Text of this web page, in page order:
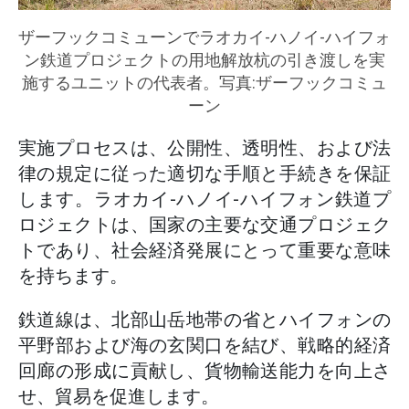
ザーフックコミューンでラオカイ-ハノイ-ハイフォ
ン鉄道プロジェクトの用地解放杭の引き渡しを実
施するユニットの代表者。写真:ザーフックコミュ
ーン
実施プロセスは、公開性、透明性、および法
律の規定に従った適切な手順と手続きを保証
します。ラオカイ-ハノイ-ハイフォン鉄道プ
ロジェクトは、国家の主要な交通プロジェク
トであり、社会経済発展にとって重要な意味
を持ちます。
鉄道線は、北部山岳地帯の省とハイフォンの
平野部および海の玄関口を結び、戦略的経済
回廊の形成に貢献し、貨物輸送能力を向上さ
せ、貿易を促進します。